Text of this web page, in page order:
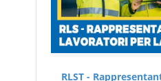
RLST -